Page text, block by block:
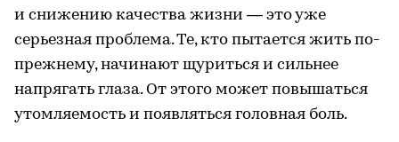
и снижению качества жизни — это уже
серьезная проблема. Те, кто пытается жить по-
прежнему, начинают щуриться и сильнее
напрягать глаза. От этого может повышаться
утомляемость и появляться головная боль.